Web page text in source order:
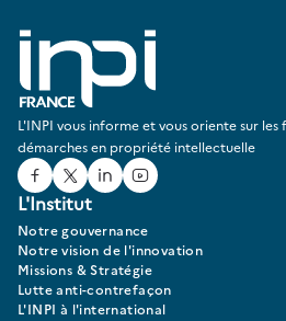
L'INPI vous informe et vous oriente sur les
démarches en propriété intellectuelle
Facebook
TwitterLinked In
Youtube
L'Institut
Notre gouvernance
Notre vision de l'innovation
Missions & Stratégie
Lutte anti-contrefaçon
L'INPI à l'international